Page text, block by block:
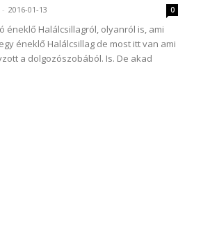
- 2016-01-13 0
éneklő Halálcsillagról, olyanról is, ami
éneklő Halálcsillag de most itt van ami
a dolgozószobából. Is. De akad